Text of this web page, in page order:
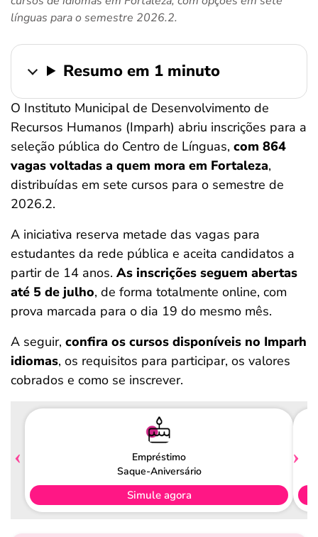
línguas para o semestre 2026.2.
Resumo em 1 minuto
O Instituto Municipal de Desenvolvimento de
Recursos Humanos (Imparh) abriu inscrições para a
seleção pública do Centro de Línguas, com 864
vagas voltadas a quem mora em Fortaleza,
distribuídas em sete cursos para o semestre de
2026.2.
A iniciativa reserva metade das vagas para
estudantes da rede pública e aceita candidatos a
partir de 14 anos. As inscrições seguem abertas
até 5 de julho, de forma totalmente online, com
prova marcada para o dia 19 do mesmo mês.
A seguir, confira os cursos disponíveis no Imparh
idiomas, os requisitos para participar, os valores
cobrados e como se inscrever.
Empréstimo
Saque-Aniversário
Simule agora